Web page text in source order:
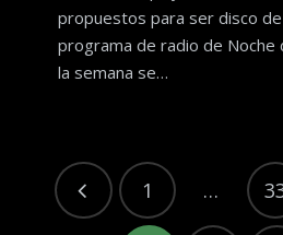
propuestos para ser disco de
programa de radio de Noche
la semana se…
1 …